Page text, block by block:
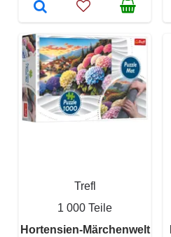
Trefl
1 000 Teile
Hortensien-Märchenwelt